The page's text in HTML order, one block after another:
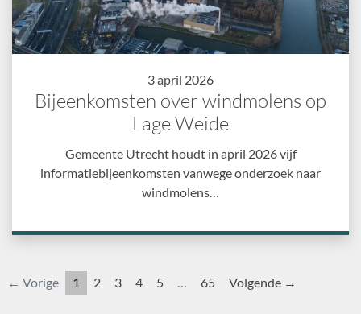
3 april 2026
Bijeenkomsten over windmolens op
Lage Weide
Gemeente Utrecht houdt in april 2026 vijf
informatiebijeenkomsten vanwege onderzoek naar
windmolens…
← Vorige 1 2 3 4 5 … 65 Volgende →